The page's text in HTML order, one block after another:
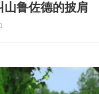
鲁佐德的披肩